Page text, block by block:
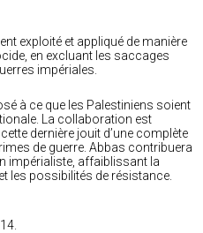
exploité et appliqué de manière
en excluant les saccages
impériales.
à ce que les Palestiniens soient
La collaboration est
dernière jouit d’une complète
de guerre. Abbas contribuera
impérialiste, affaiblissant la
les possibilités de résistance.